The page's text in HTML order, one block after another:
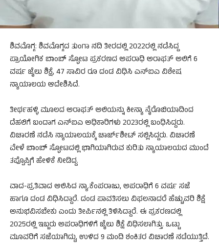
ಶಿವಮೊಗ್ಗ: ಶಿವಮೊಗ್ಗದ ತುಂಗಾ ನದಿ ತೀರದಲ್ಲಿ 2022ರಲ್ಲಿ ನಡೆಸಿದ್ದ
ಪ್ರಾಯೋಗಿಕ ಬಾಂಬ್ ಸ್ಫೋಟ ಪ್ರಕರಣದ ಅಪರಾಧಿ ಅರಾಫತ್ ಅಲಿಗೆ 6
ವರ್ಷ ಜೈಲು ಶಿಕ್ಷೆ, 47 ಸಾವಿರ ರೂ ದಂಡ ವಿಧಿಸಿ ಎನ್‌ಐಎ ವಿಶೇಷ
ನ್ಯಾಯಾಲಯ ಆದೇಶಿಸಿದೆ.
ತೀರ್ಥಹಳ್ಳಿ ಮೂಲದ ಅರಾಫತ್ ಅಲಿಯನ್ನು ಕೀನ್ಯಾ ನೈರೊಬಿಯಾದಿಂದ
ದೆಹಲಿಗೆ ಬಂದಾಗ ಎನ್‌ಐಎ ಅಧಿಕಾರಿಗಳು 2023ರಲ್ಲಿ ಬಂಧಿಸಿದ್ದರು.
ವಿಚಾರಣೆ ನಡೆಸಿ ನ್ಯಾಯಾಲಯಕ್ಕೆ ಚಾರ್ಜ್‌ಶೀಟ್ ಸಲ್ಲಿಸಿದ್ದರು. ವಿಚಾರಣೆ
ವೇಳೆ ಬಾಂಬ್ ಸ್ಫೋಟದಲ್ಲಿ ಭಾಗಿಯಾಗಿರುವ ಕುರಿತು ನ್ಯಾಯಾಲಯದ ಮುಂದೆ
ತಪ್ಪೊಪ್ಪಿಗೆ ಹೇಳಿಕೆ ನೀಡಿದ್ದ.
ವಾದ-ಪ್ರತಿವಾದ ಆಲಿಸಿದ ನ್ಯಾ.ಕೆಂಪರಾಜು, ಅಪರಾಧಿಗೆ 6 ವರ್ಷ ಸಜೆ
ಹಾಗೂ ದಂಡ ವಿಧಿಸಿದ್ದಾರೆ. ದಂಡ ಪಾವತಿಸಲು ವಿಫಲನಾದರೆ ಹೆಚ್ಚುವರಿ ಶಿಕ್ಷೆ
ಅನುಭವಿಸಬೇಕು ಎಂದು ತೀರ್ಪಿನಲ್ಲಿ ತಿಳಿಸಿದ್ದಾರೆ. ಈ ಪ್ರಕರಣದಲ್ಲಿ
2025ರಲ್ಲಿ ಇಬ್ಬರು ಅಪರಾಧಿಗಳಿಗೆ ಜೈಲು ಶಿಕ್ಷೆ ವಿಧಿಸಲಾಗಿತ್ತು. ಒಟ್ಟು
ಮೂವರಿಗೆ ಸಜೆಯಾಗಿದ್ದು, ಉಳಿದ 9 ಮಂದಿ ಶಂಕಿತರ ವಿಚಾರಣೆ ನಡೆಯುತ್ತಿದೆ.